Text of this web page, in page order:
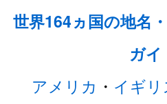
世界164ヵ国の地名
ガイ
アメリカ ・ イギリ